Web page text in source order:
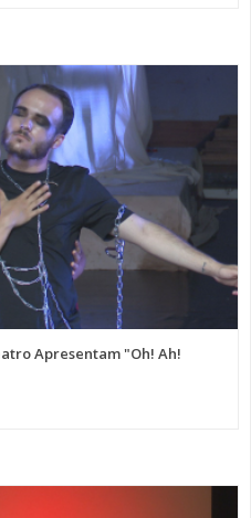
Apresentam "Oh! Ah!